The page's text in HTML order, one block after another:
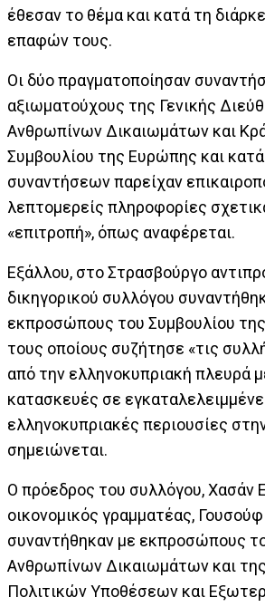
έθεσαν το θέμα και κατά τη
επαφών τους.
Οι δύο πραγματοποίησαν
αξιωματούχους της Γενικής
Ανθρωπίνων Δικαιωμάτων και
Συμβουλίου της Ευρώπης και
συναντήσεων παρείχαν
λεπτομερείς πληροφορίες
«επιτροπή», όπως αναφέρεται.
Εξάλλου, στο Στρασβούργο
δικηγορικού συλλόγου
εκπροσώπους του Συμβουλίου
τους οποίους συζήτησε «τις
από την ελληνοκυπριακή πλευρά
κατασκευές σε
ελληνοκυπριακές περιουσίες
σημειώνεται.
Ο πρόεδρος του συλλόγου, Χασάν
οικονομικός γραμματέας, Γουσούφ
συναντήθηκαν με εκπροσώπους
Ανθρωπίνων Δικαιωμάτων και
Πολιτικών Υποθέσεων και